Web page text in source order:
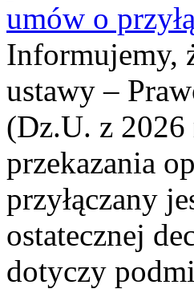
umów o
Informujemy,
ustawy –
(Dz.U. z 2026
przekazania
przyłączany
ostatecznej
dotyczy